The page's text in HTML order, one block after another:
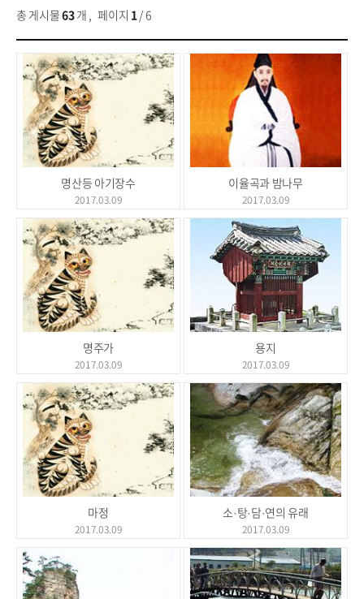
총 게시물63개 , 페이지 1/ 6
명산등 아기장수
2017.03.09
이율곡과 밤나무
2017.03.09
명주가
2017.03.09
용지
2017.03.09
마정
2017.03.09
소·탕·담·연의 유래
2017.03.09